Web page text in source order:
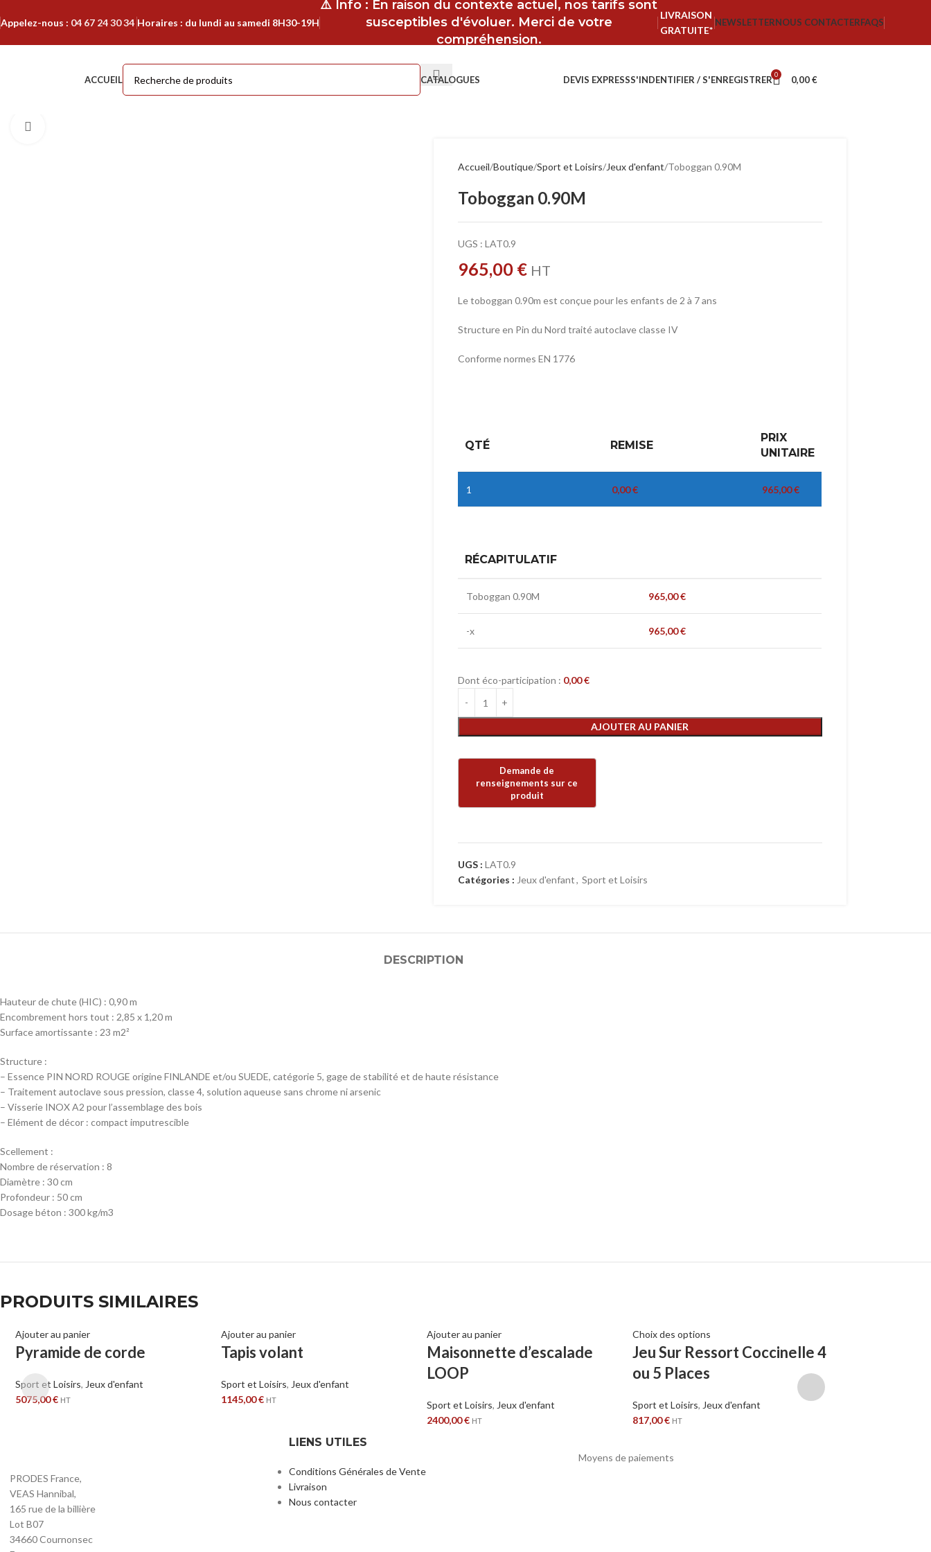
Appelez-nous : 04 67 24 30 34 Horaires : du lundi au samedi 8H30-19H
⚠️ Info : En raison du contexte actuel, nos tarifs sont
susceptibles d'évoluer. Merci de votre
compréhension.
LIVRAISON
GRATUITE*
NEWSLETTERNOUS CONTACTERFAQS
ACCUEIL CATALOGUES DEVIS EXPRESSS'INDENTIFIER / S'ENREGISTRER 0 0,00€
Accueil Boutique Sport et Loisirs Jeux d'enfant Toboggan 0.90M
Toboggan 0.90M
UGS : LAT0.9
965,00 € HT
Le toboggan 0.90m est conçue pour les enfants de 2 à 7 ans
Structure en Pin du Nord traité autoclave classe IV
Conforme normes EN 1776
QTÉ REMISE
PRIX
UNITAIRE
1 0,00€ 965,00€
RÉCAPITULATIF
Toboggan 0.90M 965,00€
-x 965,00€
Dont éco-participation : 0,00€
AJOUTER AU PANIER
UGS : LAT0.9
Catégories : Jeux d'enfant, Sport et Loisirs
DESCRIPTION
Hauteur de chute (HIC) : 0,90 m
Encombrement hors tout : 2,85 x 1,20 m
Surface amortissante : 23 m2²
Structure :
– Essence PIN NORD ROUGE origine FINLANDE et/ou SUEDE, catégorie 5, gage de stabilité et de haute résistance
– Traitement autoclave sous pression, classe 4, solution aqueuse sans chrome ni arsenic
– Visserie INOX A2 pour l’assemblage des bois
– Elément de décor : compact imputrescible
Scellement :
Nombre de réservation : 8
Diamètre : 30 cm
Profondeur : 50 cm
Dosage béton : 300 kg/m3
PRODUITS SIMILAIRES
Ajouter au panier
Pyramide de corde
Sport et Loisirs, Jeux d'enfant
5075,00€ HT
Ajouter au panier
Tapis volant
Sport et Loisirs, Jeux d'enfant
1145,00€ HT
Ajouter au panier
Maisonnette d’escalade
LOOP
Sport et Loisirs, Jeux d'enfant
2400,00€ HT
Choix des options
Jeu Sur Ressort Coccinelle 4
ou 5 Places
Sport et Loisirs, Jeux d'enfant
817,00€ HT
PRODES France,
VEAS Hannibal,
165 rue de la billière
Lot B07
34660 Cournonsec
LIENS UTILES
Conditions Générales de Vente
Livraison
Nous contacter
Moyens de paiements